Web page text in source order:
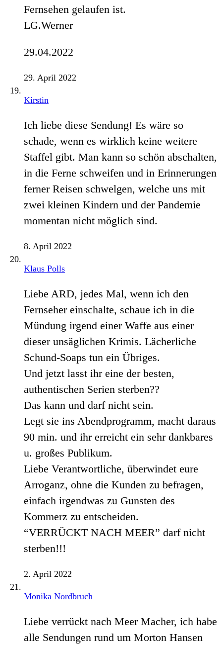
Fernsehen gelaufen ist.
LG.Werner
29.04.2022
29. April 2022
Kirstin
Ich liebe diese Sendung! Es wäre so
schade, wenn es wirklich keine weitere
Staffel gibt. Man kann so schön abschalten,
in die Ferne schweifen und in Erinnerungen
ferner Reisen schwelgen, welche uns mit
zwei kleinen Kindern und der Pandemie
momentan nicht möglich sind.
8. April 2022
Klaus Polls
Liebe ARD, jedes Mal, wenn ich den
Fernseher einschalte, schaue ich in die
Mündung irgend einer Waffe aus einer
dieser unsäglichen Krimis. Lächerliche
Schund-Soaps tun ein Übriges.
Und jetzt lasst ihr eine der besten,
authentischen Serien sterben??
Das kann und darf nicht sein.
Legt sie ins Abendprogramm, macht daraus
90 min. und ihr erreicht ein sehr dankbares
u. großes Publikum.
Liebe Verantwortliche, überwindet eure
Arroganz, ohne die Kunden zu befragen,
einfach irgendwas zu Gunsten des
Kommerz zu entscheiden.
“VERRÜCKT NACH MEER” darf nicht
sterben!!!
2. April 2022
Monika Nordbruch
Liebe verrückt nach Meer Macher, ich habe
alle Sendungen rund um Morton Hansen